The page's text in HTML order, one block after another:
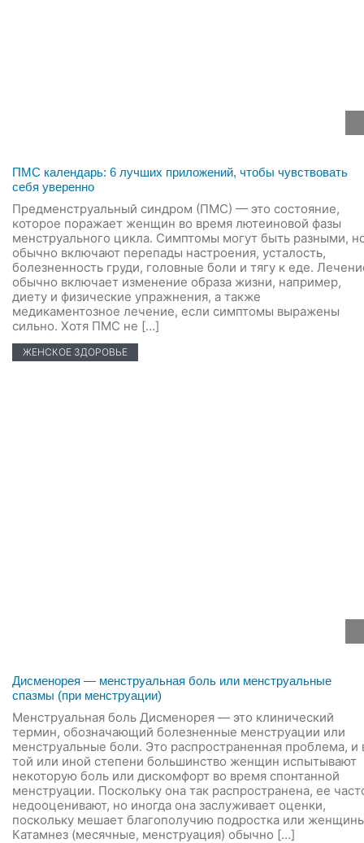
ПМС календарь: 6 лучших приложений, чтобы чувствовать
себя уверенно
Предменструальный синдром (ПМС) — это состояние,
которое поражает женщин во время лютеиновой фазы
менструального цикла. Симптомы могут быть разными,
обычно включают перепады настроения, усталость,
болезненность груди, головные боли и тягу к еде.
обычно включает изменение образа жизни, например,
диету и физические упражнения, а также
медикаментозное лечение, если симптомы выражены
сильно. Хотя ПМС не […]
ЖЕНСКОЕ ЗДОРОВЬЕ
Дисменорея — менструальная боль или менструальные
спазмы (при менструации)
Менструальная боль Дисменорея — это клинический
термин, обозначающий болезненные менструации или
менструальные боли. Это распространенная проблема, и
той или иной степени большинство женщин испытывают
некоторую боль или дискомфорт во время спонтанной
менструации. Поскольку она так распространена, ее
недооценивают, но иногда она заслуживает оценки,
поскольку мешает благополучию подростка или
Катамнез (месячные, менструация) обычно […]